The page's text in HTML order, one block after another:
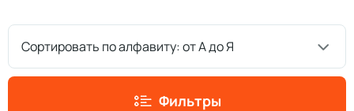
Сортировать по алфавиту: от А до Я
Фильтры